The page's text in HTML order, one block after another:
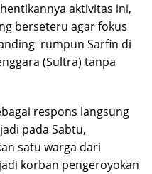
aktivitas ini,
berseteru agar fokus
rumpun Sarfin di
(Sultra) tanpa
respons langsung
pada Sabtu,
satu warga dari
korban pengeroyokan